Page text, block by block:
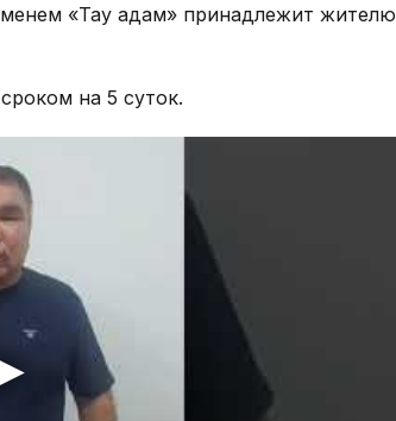
«Тау адам» принадлежит жителю
на 5 суток.